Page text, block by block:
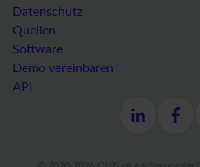
Datenschutz
Quellen
Software
Demo vereinbaren
API